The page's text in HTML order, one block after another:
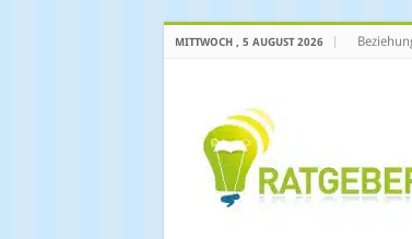
MITTWOCH , 5 AUGUST 2026